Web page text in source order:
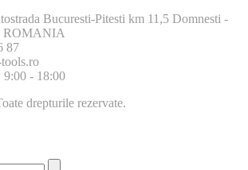
Bucuresti-Pitesti km 11,5 Domnesti -
ROMANIA
87
- 18:00
drepturile rezervate.